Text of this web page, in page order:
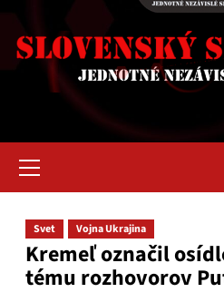
Menu
Svet Vojna Ukrajina
Kremeľ označil
tému rozhovorov